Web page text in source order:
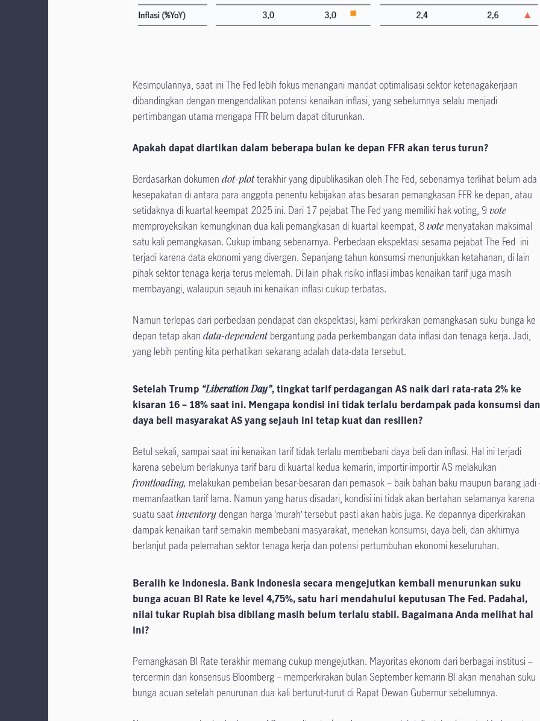
Kesimpulannya, saat ini The Fed lebih fokus menangani mandat optimalisasi sektor ketenagakerjaan
dibandingkan dengan mengendalikan potensi kenaikan inflasi, yang sebelumnya selalu menjadi
pertimbangan utama mengapa FFR belum dapat diturunkan.
Apakah dapat diartikan dalam beberapa bulan ke depan FFR akan terus turun?
Berdasarkan dokumendot-plotterakhir yang dipublikasikan oleh The Fed, sebenarnya terlihat belum ada
kesepakatan di antara para anggota penentu kebijakan atas besaran pemangkasan FFR ke depan, atau
setidaknya di kuartal keempat 2025 ini. Dari 17 pejabat The Fed yang memiliki hak voting, 9vote
memproyeksikan kemungkinan dua kali pemangkasan di kuartal keempat, 8vote menyatakan maksimal
satu kali pemangkasan. Cukup imbang sebenarnya. Perbedaan ekspektasi sesama pejabat The Fed ini
terjadi karena data ekonomi yang divergen. Sepanjang tahun konsumsi menunjukkan ketahanan, di lain
pihak sektor tenaga kerja terus melemah. Di lain pihak risiko inflasi imbas kenaikan tarif juga masih
membayangi, walaupun sejauh ini kenaikan inflasi cukup terbatas.
Namun terlepas dari perbedaan pendapat dan ekspektasi, kami perkirakan pemangkasan suku bunga ke
depan tetap akandata-dependentbergantung pada perkembangan data inflasi dan tenaga kerja. Jadi,
yang lebih penting kita perhatikan sekarang adalah data-data tersebut.
Setelah Trump “Liberation Day”, tingkat tarif perdagangan AS naik dari rata-rata 2% ke
kisaran 16 – 18% saat ini. Mengapa kondisi ini tidak terlalu berdampak pada konsumsi
daya beli masyarakat AS yang sejauh ini tetap kuat dan resilien?
Betul sekali, sampai saat ini kenaikan tarif tidak terlalu membebani daya beli dan inflasi. Hal ini terjadi
karena sebelum berlakunya tarif baru di kuartal kedua kemarin, importir-importir AS melakukan
frontloading, melakukan pembelian besar-besaran dari pemasok – baik bahan baku maupun barang jadi
memanfaatkan tarif lama. Namun yang harus disadari, kondisi ini tidak akan bertahan selamanya karena
suatu saatinventorydengan harga ‘murah’ tersebut pasti akan habis juga. Ke depannya diperkirakan
dampak kenaikan tarif semakin membebani masyarakat, menekan konsumsi, daya beli, dan akhirnya
berlanjut pada pelemahan sektor tenaga kerja dan potensi pertumbuhan ekonomi keseluruhan.
Beralih ke Indonesia. Bank Indonesia secara mengejutkan kembali menurunkan suku
bunga acuan BI Rate ke level 4,75%, satu hari mendahului keputusan The Fed. Padahal,
nilai tukar Rupiah bisa dibilang masih belum terlalu stabil. Bagaimana Anda melihat hal
ini?
Pemangkasan BI Rate terakhir memang cukup mengejutkan. Mayoritas ekonom dari berbagai institusi –
tercermin dari konsensus Bloomberg – memperkirakan bulan September kemarin BI akan menahan suku
bunga acuan setelah penurunan dua kali berturut-turut di Rapat Dewan Gubernur sebelumnya.